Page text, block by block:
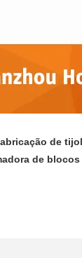
de
de